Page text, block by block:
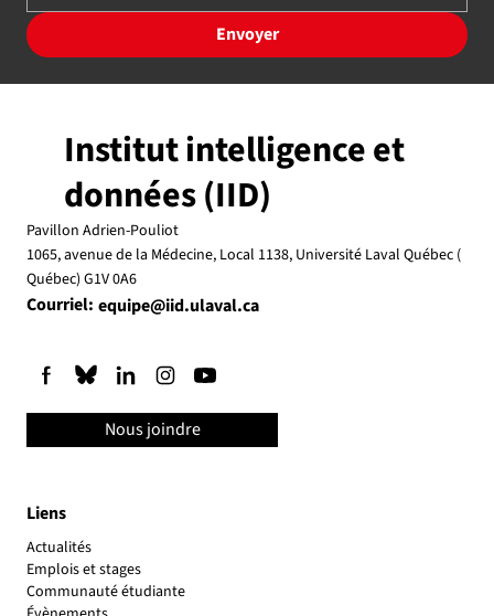
Envoyer
Liens
Actualités
Emplois et stages
Communauté étudiante
Institut intelligence et
données (IID)
Pavillon Adrien-Pouliot
1065, avenue de la Médecine, Local 1138, Université Laval Québec (
Québec) G1V 0A6
Courriel: equipe@iid.ulaval.ca
Nous joindre